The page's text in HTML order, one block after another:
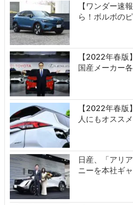
【ワンダー速
ら！ボルボの
【2022年春
国産メーカー
【2022年春版
人にもオスス
日産、「アリ
ニーを本社ギ